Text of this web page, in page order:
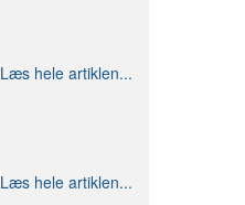
Læs hele artiklen...
Læs hele artiklen...